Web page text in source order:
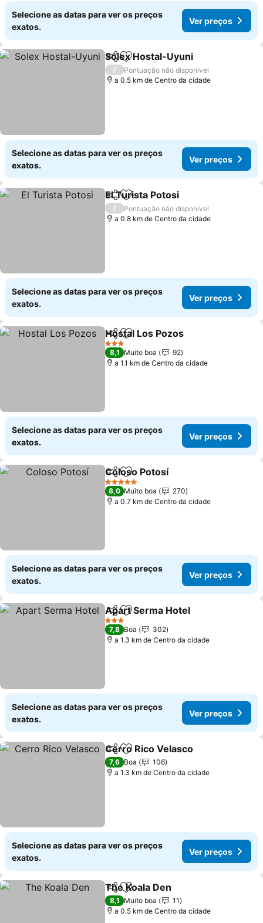
Selecione as datas para ver os preços
exatos.
Ver preços
PartilharAdicionar aos favoritos
Solex Hostal-Uyuni
/
Pontuação não disponível
a 0.5 km de Centro da cidade
Selecione as datas para ver os preços
exatos.
Ver preços
PartilharAdicionar aos favoritos
El Turista Potosi
/
Pontuação não disponível
a 0.8 km de Centro da cidade
Selecione as datas para ver os preços
exatos.
Ver preços
PartilharAdicionar aos favoritos
Hostal Los Pozos
3 Estrelas
8,1 Muito boa
92
a 1.1 km de Centro da cidade
Selecione as datas para ver os preços
exatos.
Ver preços
PartilharAdicionar aos favoritos
Coloso Potosí
5 Estrelas
8,0 Muito boa
270
a 0.7 km de Centro da cidade
Selecione as datas para ver os preços
exatos.
Ver preços
PartilharAdicionar aos favoritos
Apart Serma Hotel
3 Estrelas
7,8 Boa
302
a 1.3 km de Centro da cidade
Selecione as datas para ver os preços
exatos.
Ver preços
PartilharAdicionar aos favoritos
Cerro Rico Velasco
7,6 Boa
106
a 1.3 km de Centro da cidade
Selecione as datas para ver os preços
exatos.
Ver preços
PartilharAdicionar aos favoritos
The Koala Den
8,1 Muito boa
11
a 0.5 km de Centro da cidade